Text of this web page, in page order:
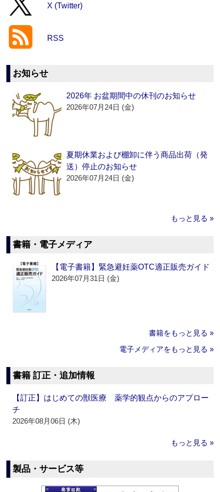
X (Twitter)
RSS
お知らせ
2026年 お盆期間中の休刊のお知らせ
2026年07月24日 (金)
夏期休業および棚卸に伴う商品出荷（発
送）停止のお知らせ
2026年07月24日 (金)
もっと見る »
書籍・電子メディア
【電子書籍】緊急避妊薬OTC適正販売ガイド
2026年07月31日 (金)
書籍をもっと見る »
電子メディアをもっと見る »
書籍 訂正・追加情報
【訂正】はじめての獣医療 薬学的観点からのアプロー
チ
2026年08月06日 (木)
もっと見る »
製品・サービス等